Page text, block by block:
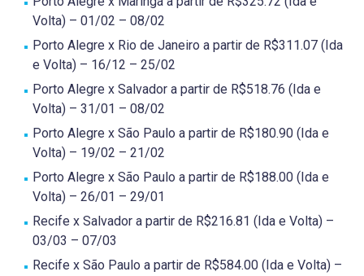
Volta) – 01/02 – 08/02
Porto Alegre x Rio de Janeiro a partir de R$311.07 (Ida
e Volta) – 16/12 – 25/02
Porto Alegre x Salvador a partir de R$518.76 (Ida e
Volta) – 31/01 – 08/02
Porto Alegre x São Paulo a partir de R$180.90 (Ida e
Volta) – 19/02 – 21/02
Porto Alegre x São Paulo a partir de R$188.00 (Ida e
Volta) – 26/01 – 29/01
Recife x Salvador a partir de R$216.81 (Ida e Volta) –
03/03 – 07/03
Recife x São Paulo a partir de R$584.00 (Ida e Volta) –